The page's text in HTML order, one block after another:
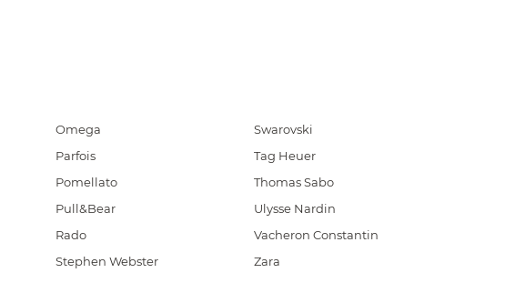
Omega
Parfois
Pomellato
Pull&Bear
Rado
Stephen Webster
Swarovski
Tag Heuer
Thomas Sabo
Ulysse Nardin
Vacheron Constantin
Zara